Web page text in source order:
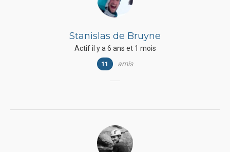
Stanislas de Bruyne
Actif il y a 6 ans et 1 mois
11 amis